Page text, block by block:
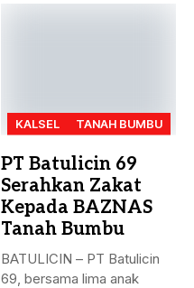
KALSEL TANAH BUMBU
PT Batulicin 69
Serahkan Zakat
Kepada BAZNAS
Tanah Bumbu
BATULICIN – PT Batulicin
69, bersama lima anak